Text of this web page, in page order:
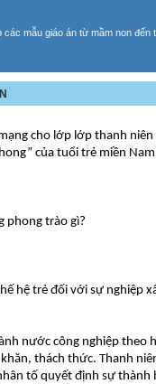
mẫu giáo án từ mầm non đến
cho lớp lớp thanh niên
của tuổi trẻ miền
phong trào gì?
hệ trẻ đối với sự nghiệp
nước công nghiệp theo
thách thức. Thanh
tố quyết định sự thành